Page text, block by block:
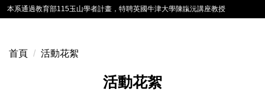
本系通過教育部115玉山學者計畫，特聘英國牛津大學陳靝沅講座教授
首頁 活動花絮
活動花絮